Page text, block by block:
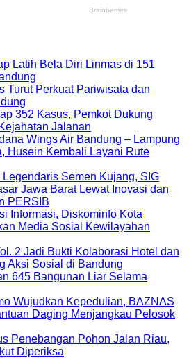
Latih Bela Diri Linmas di 151
Turut Perkuat Pariwisata dan
352 Kasus, Pemkot Dukung
Jalanan
Wings Air Bandung – Lampung
Husein Kembali Layani Rute
Semen Kujang, SIG
Jawa Barat Lewat Inovasi dan
PERSIB
Informasi, Diskominfo Kota
Media Sosial Kewilayahan
2 Jadi Bukti Kolaborasi Hotel dan
Aksi Sosial di Bandung
645 Bangunan Liar Selama
Wujudkan Kepedulian, BAZNAS
Daging Menjangkau Pelosok
Penebangan Pohon Jalan Riau,
Diperiksa